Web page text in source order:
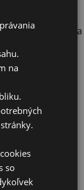
a pripísaná
rezervácia
v tom
na
so